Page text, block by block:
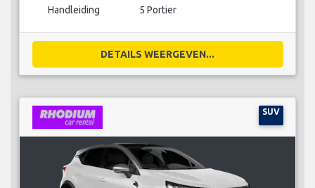
Handleiding 5 Portier
DETAILS WEERGEVEN...
SUV